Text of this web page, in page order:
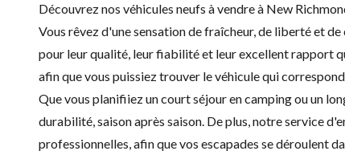
Découvrez nos véhicules neufs à vendre à New
Vous rêvez d'une sensation de fraîcheur, de liberté et
pour leur qualité, leur fiabilité et leur excellent rapport
afin que vous puissiez trouver le véhicule qui
Que vous planifiiez un court séjour en camping ou un
durabilité, saison après saison. De plus, notre service d'
professionnelles, afin que vos escapades se déroulent